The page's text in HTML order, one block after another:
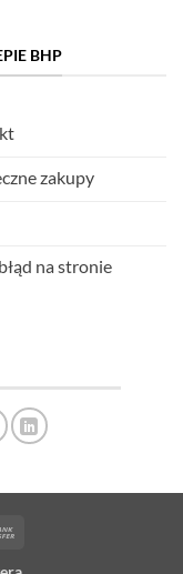
BHP
zakupy
na stronie